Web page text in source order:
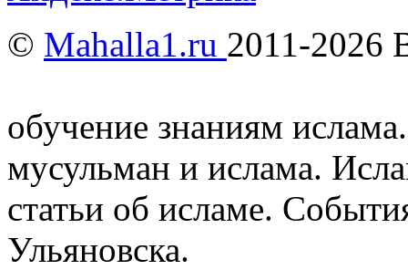
© Mahalla1.ru 2011-2026
обучение знаниям
мусульман и ислама.
статьи об исламе.
Ульяновска.